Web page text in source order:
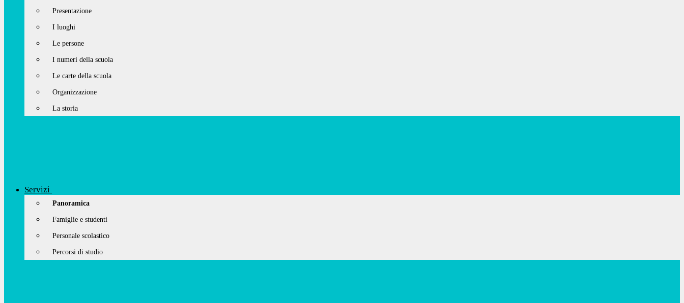
Presentazione
I luoghi
Le persone
I numeri della scuola
Le carte della scuola
Organizzazione
La storia
Servizi
Panoramica
Famiglie e studenti
Personale scolastico
Percorsi di studio